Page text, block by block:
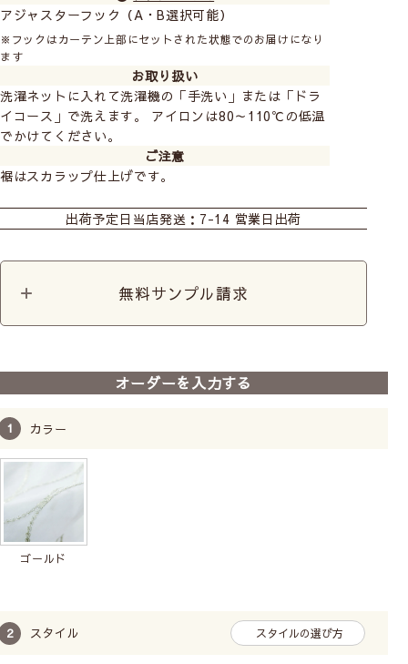
アジャスターフック（A・B選択可能）
※フックはカーテン上部にセットされた状態でのお届けになり
ます
お取り扱い
洗濯ネットに入れて洗濯機の「手洗い」または「ドラ
イコース」で洗えます。 アイロンは80～110℃の低温
でかけてください。
ご注意
裾はスカラップ仕上げです。
カーテンレースセット
カーテンレースセット
出荷予定日 当店発送：7-14 営業日出荷
無料サンプル請求
オーダーを入力する
カラー
ゴールド
スタイル スタイルの選び方